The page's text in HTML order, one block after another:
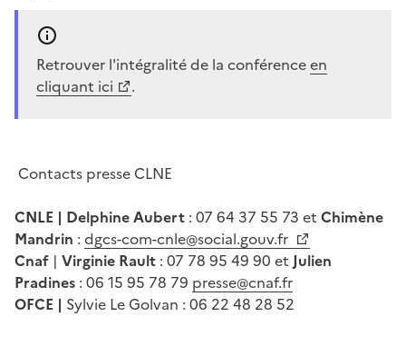
Retrouver l'intégralité de la conférenceen
cliquant ici
.
Contacts presse CLNE
CNLE | Delphine Aubert : 07 64 37 55 73 et Chimène
Mandrin : dgcs-com-cnle@social.gouv.fr
Cnaf | Virginie Rault : 07 78 95 49 90 et Julien
Pradines : 06 15 95 78 79 presse@cnaf.fr
OFCE | Sylvie Le Golvan : 06 22 48 28 52